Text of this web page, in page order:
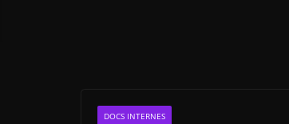
DOCS INTERNES